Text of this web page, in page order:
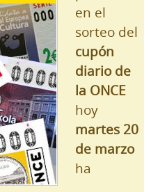
en el
sorteo del
cupón
diario de
la ONCE
hoy
martes 20
de marzo
ha